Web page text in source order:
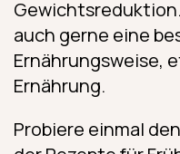
auch gerne eine
Ernährungsweise,
Ernährung.
Probiere einmal den